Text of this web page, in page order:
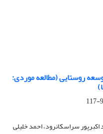
روستایی (مطالعه موردی:
سراسکانرود، احمد خلیلی